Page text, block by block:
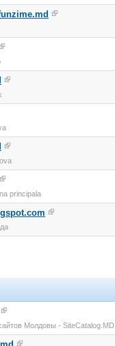
principala
Молдовы - SiteCatalog.MD